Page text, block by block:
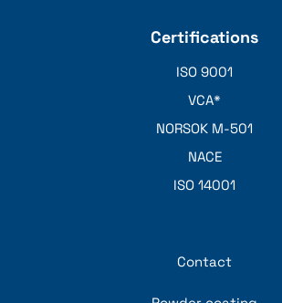
Certifications
ISO 9001
VCA*
NORSOK M-501
NACE
ISO 14001
Contact